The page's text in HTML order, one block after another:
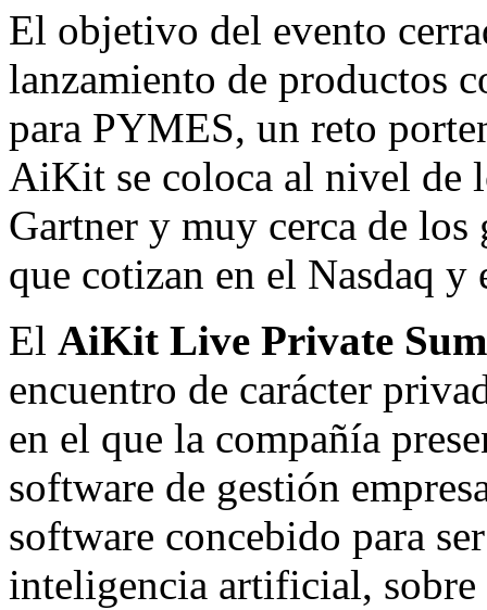
El objetivo del evento
lanzamiento de productos
para PYMES, un reto
AiKit se coloca al nivel de
Gartner y muy cerca de
que cotizan en el Nasdaq
El AiKit Live Private
encuentro de carácter
en el que la compañía
software de gestión
software concebido para
inteligencia artificial,